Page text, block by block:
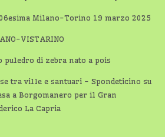
Milano-Torino 19 marzo 2025
VISTARINO
puledro di zebra nato a pois
tra ville e santuari - Spondeticino su
a Borgomanero per il Gran
La Capria